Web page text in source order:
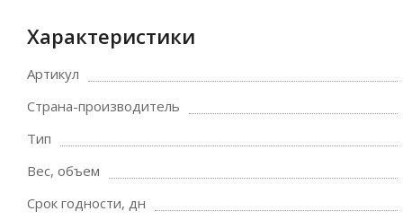
Характеристики
Артикул
Страна-производитель
Тип
Вес, объем
Срок годности, дн